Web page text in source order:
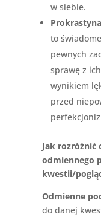
w siebie.
to
pewnych
sprawę z
wynikiem
przed
Jak rozróżnić
odmiennego
kwestii/
Odmienne
do danej